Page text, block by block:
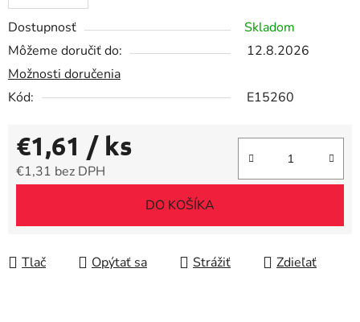
Dostupnosť
Skladom
Môžeme doručiť do:
12.8.2026
Možnosti doručenia
Kód:
E15260
€1,61 / ks
€1,31 bez DPH
DO KOŠÍKA
Tlač Opýtať sa Strážiť Zdieľať